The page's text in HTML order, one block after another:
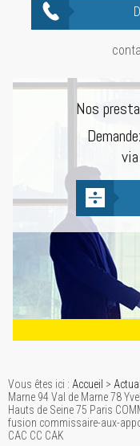
Nos
Vous êtes ici : Accueil >
Marne 94 Val de Marne 78
Hauts de Seine 75 Paris
fusion commissaire-aux-
CAC CC CAK